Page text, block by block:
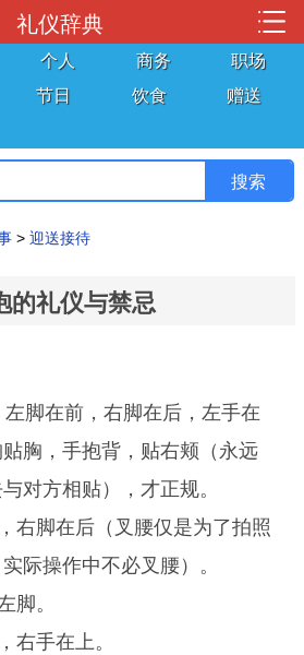
礼仪辞典
个人 商务
职场
节日 饮食
赠送
> 迎送接待
的礼仪与禁忌
脚在前，右脚在后，左手在
胸，手抱背，贴右颊（永远
对方相贴），才正规。
右脚在后（叉腰仅是为了拍照
际操作中不必叉腰）。
脚。
右手在上。